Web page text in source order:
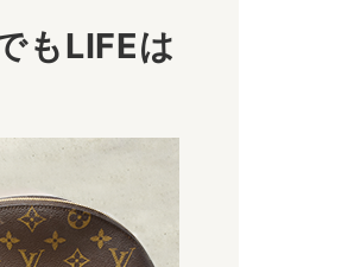
もLIFEは